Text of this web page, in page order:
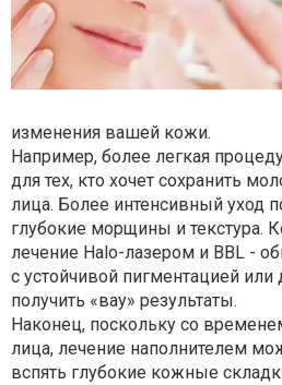
изменения вашей кожи.
Например, более легкая
для тех, кто хочет сохранить
лица. Более интенсивный уход
глубокие морщины и текстура.
лечение Halo-лазером и BBL -
с устойчивой пигментацией или
получить «вау» результаты.
Наконец, поскольку со
лица, лечение наполнителем
вспять глубокие кожные